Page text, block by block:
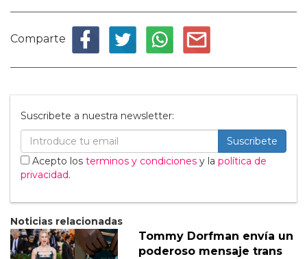
Comparte
Suscribete a nuestra newsletter:
Suscribete
Acepto los terminos y condiciones y la política de
privacidad.
Noticias relacionadas
Tommy Dorfman envía un
poderoso mensaje trans